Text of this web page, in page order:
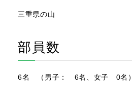
三重県の山
部員数
6名 （男子： 6名、女子 0名）